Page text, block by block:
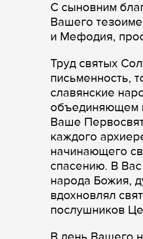
С сыновним
Вашего
и Мефодия,
Труд святых
письменность,
славянские
объединяющем
Ваше
каждого
начинающего
спасению. В
народа Божия,
вдохновлял
послушников